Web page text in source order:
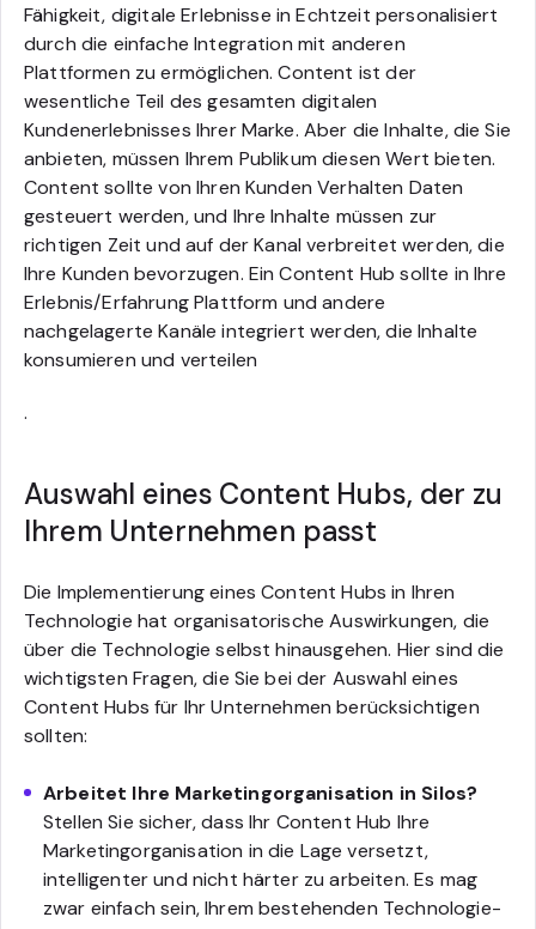
Fähigkeit, digitale Erlebnisse in Echtzeit personalisiert
durch die einfache Integration mit anderen
Plattformen zu ermöglichen. Content ist der
wesentliche Teil des gesamten digitalen
Kundenerlebnisses Ihrer Marke. Aber die Inhalte, die Sie
anbieten, müssen Ihrem Publikum diesen Wert bieten.
Content sollte von Ihren Kunden Verhalten Daten
gesteuert werden, und Ihre Inhalte müssen zur
richtigen Zeit und auf der Kanal verbreitet werden, die
Ihre Kunden bevorzugen. Ein Content Hub sollte in Ihre
Erlebnis/Erfahrung Plattform und andere
nachgelagerte Kanäle integriert werden, die Inhalte
konsumieren und verteilen
.
Auswahl eines Content Hubs, der zu
Ihrem Unternehmen passt
Die Implementierung eines Content Hubs in Ihren
Technologie hat organisatorische Auswirkungen, die
über die Technologie selbst hinausgehen. Hier sind die
wichtigsten Fragen, die Sie bei der Auswahl eines
Content Hubs für Ihr Unternehmen berücksichtigen
sollten:
Arbeitet Ihre Marketingorganisation in Silos?
Stellen Sie sicher, dass Ihr Content Hub Ihre
Marketingorganisation in die Lage versetzt,
intelligenter und nicht härter zu arbeiten. Es mag
zwar einfach sein, Ihrem bestehenden Technologie-